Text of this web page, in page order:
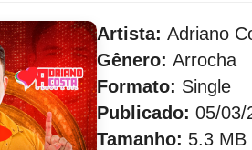
Artista: Adriano
Gênero: Arrocha
Formato: Single
Publicado: 05/03/
Tamanho: 5.3 MB